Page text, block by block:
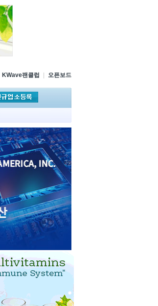
KWave팬클럽 오픈보드